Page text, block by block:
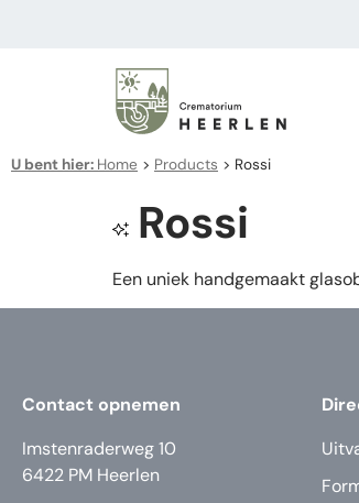
U bent hier: Home > Products > Rossi
Rossi
Een uniek handgemaakt
Contact opnemen
Imstenraderweg 10
6422 PM Heerlen